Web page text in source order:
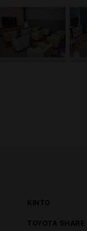
KINTO
TOYOTA SHARE